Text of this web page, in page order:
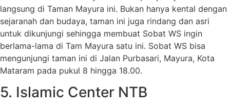
langsung di Taman Mayura ini. Bukan hanya kental dengan
sejaranah dan budaya, taman ini juga rindang dan asri
untuk dikunjungi sehingga membuat Sobat WS ingin
berlama-lama di Tam Mayura satu ini. Sobat WS bisa
mengunjungi taman ini di Jalan Purbasari, Mayura, Kota
Mataram pada pukul 8 hingga 18.00.
5. Islamic Center NTB